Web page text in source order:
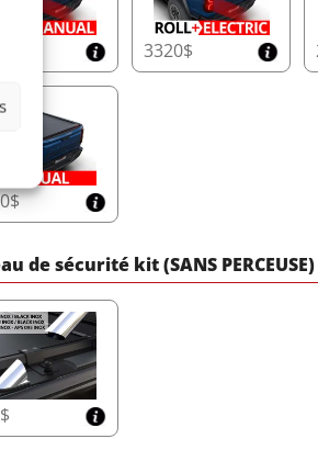
3320$
de sécurité kit (SANS PERCEUSE)